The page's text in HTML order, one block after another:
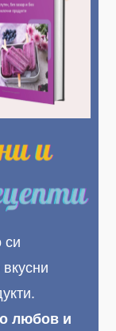
си
любов и